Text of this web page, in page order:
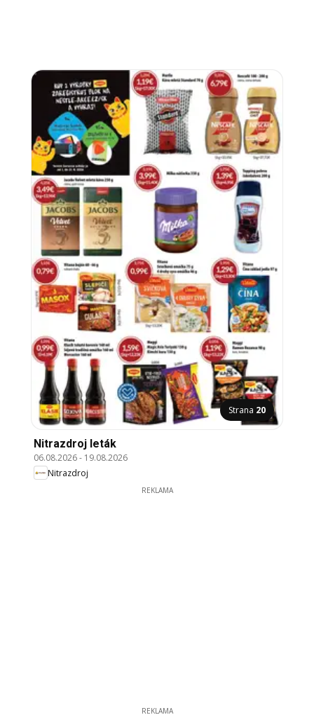
Strana 20
Nitrazdroj leták
06.08.2026- 19.08.2026
Nitrazdroj
REKLAMA
REKLAMA